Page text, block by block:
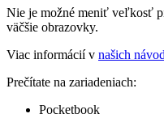
Nie je možné meniť veľkosť
väčšie obrazovky.
Viac informácií v našich
Prečítate na zariadeniach:
Pocketbook